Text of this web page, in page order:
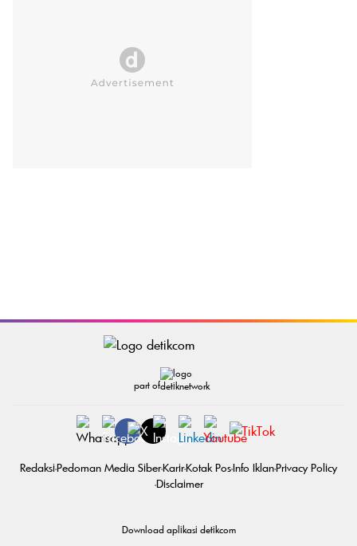
part of
RedaksiPedoman Media SiberKarirKotak PosInfo IklanPrivacy Policy
Disclaimer
Download aplikasi detikcom